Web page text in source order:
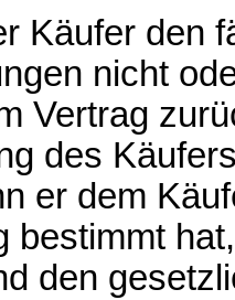
Käufer den
nicht
Vertrag
des
er dem
bestimmt
den